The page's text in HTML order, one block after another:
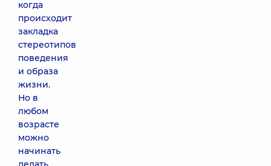
когда
происходит
закладка
стереотипов
поведения
и образа
жизни.
Но в
любом
возрасте
можно
начинать